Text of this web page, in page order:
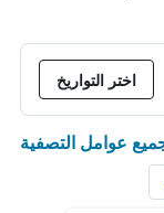
اختر التواريخ
عوامل التصفية